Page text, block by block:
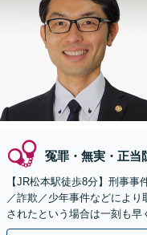
冤罪・無実・正当
【JR松本駅徒歩8分】刑事
／詐欺／少年事件などによ
されたという場合は一刻も早